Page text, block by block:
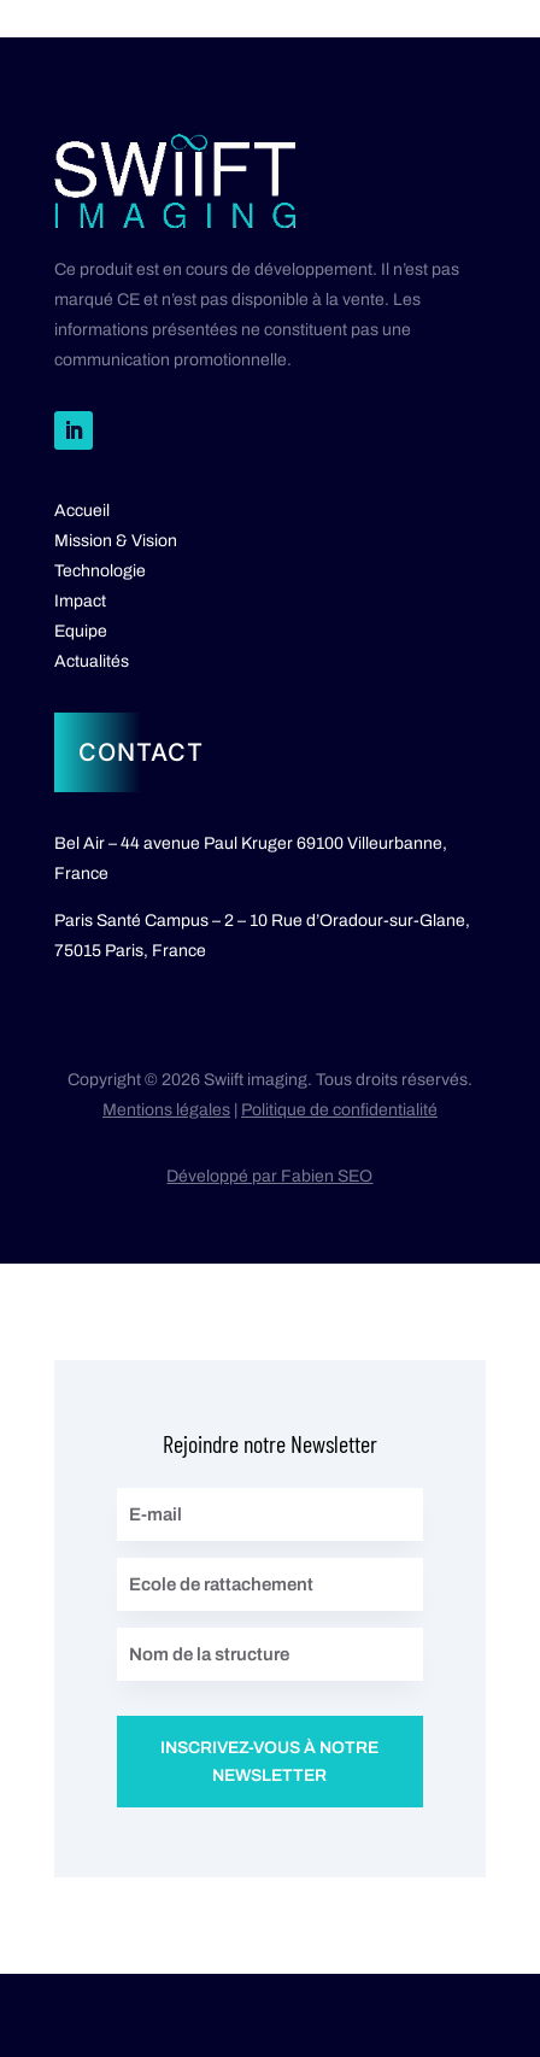
Ce produit est en cours de développement. Il n’est pas
marqué CE et n’est pas disponible à la vente. Les
informations présentées ne constituent pas une
communication promotionnelle.
Accueil
Mission & Vision
Technologie
Impact
Equipe
Actualités
CONTACT
Bel Air – 44 avenue Paul Kruger 69100 Villeurbanne,
France
Paris Santé Campus – 2 – 10 Rue d’Oradour-sur-Glane,
75015 Paris, France
Copyright © 2026 Swiift imaging. Tous droits réservés.
Mentions légales| Politique de confidentialité
Développé par Fabien SEO
Rejoindre notre Newsletter
INSCRIVEZ-VOUS À NOTRE
NEWSLETTER